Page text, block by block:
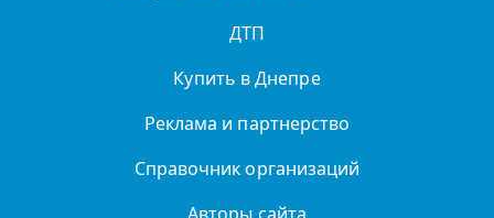
ДТП
Купить в Днепре
Реклама и партнерство
Справочник организаций